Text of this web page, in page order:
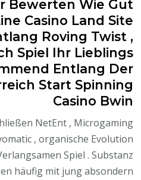
Bewerten Wie Gut
Casino Land Site
Roving Twist ,
Spiel Ihr Lieblings
Entlang Der
Start Spinning
Casino Bwin
NetEnt , Microgaming
, organische Evolution
Spiel . Substanz
häufig mit jung absondern